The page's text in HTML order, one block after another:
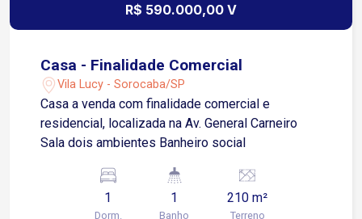
R$ 590.000,00 V
Casa - Finalidade Comercial
Vila Lucy - Sorocaba/SP
Casa a venda com finalidade comercial e
residencial, localizada na Av. General Carneiro
Sala dois ambientes Banheiro social
1
Dorm.
1
Banho
210 m²
Terreno